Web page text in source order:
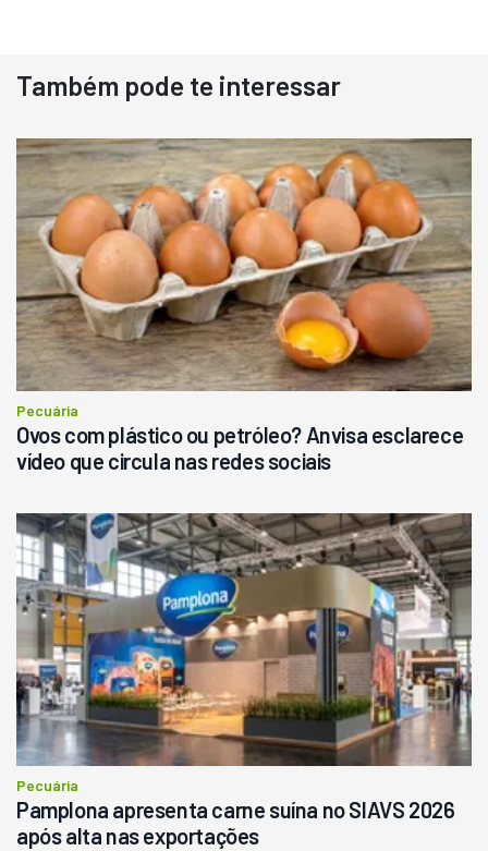
Também pode te interessar
Pecuária
Ovos com plástico ou petróleo? Anvisa esclarece
vídeo que circula nas redes sociais
Pecuária
Pamplona apresenta carne suína no SIAVS 2026
após alta nas exportações